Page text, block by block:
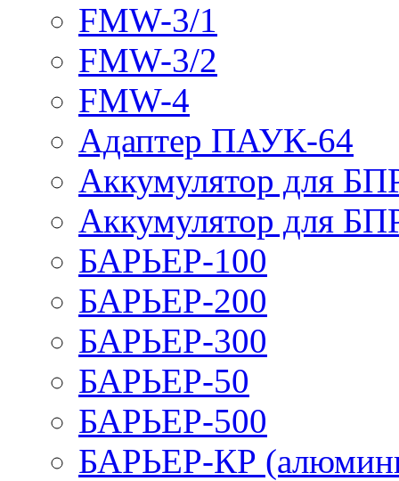
FMW-3/1
FMW-3/2
FMW-4
Адаптер ПАУК-64
Аккумулятор для
Аккумулятор для
БАРЬЕР-100
БАРЬЕР-200
БАРЬЕР-300
БАРЬЕР-50
БАРЬЕР-500
БАРЬЕР-КР